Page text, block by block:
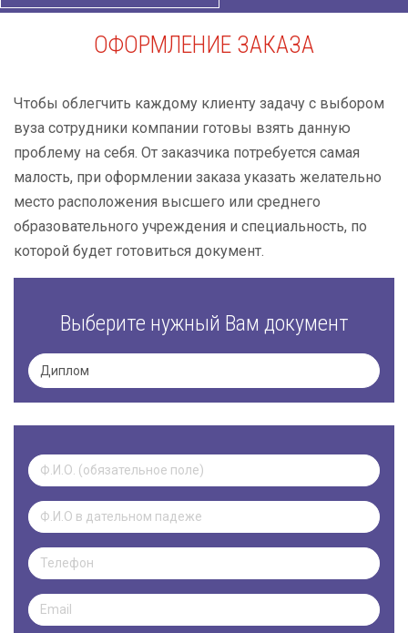
ОФОРМЛЕНИЕ ЗАКАЗА
Чтобы облегчить каждому клиенту задачу с выбором
вуза сотрудники компании готовы взять данную
проблему на себя. От заказчика потребуется самая
малость, при оформлении заказа указать желательно
место расположения высшего или среднего
образовательного учреждения и специальность, по
которой будет готовиться документ.
Выберите нужный Вам документ